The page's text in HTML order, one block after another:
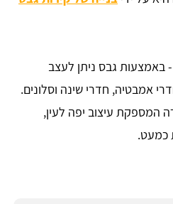
- באמצעות גבס ניתן לעצב
אמבטיה, חדרי שינה וסלונים.
המספקת עיצוב יפה לעין,
כמעט.